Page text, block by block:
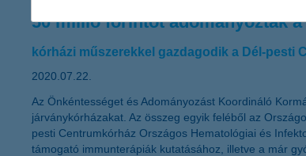
50 millió forintot adományoztak
kórházi műszerekkel gazdagodik a Dél-pesti
2020.07.22.
Az Önkéntességet és Adományozást Koordináló
járványkórházakat. Az összeg egyik feléből az
pesti Centrumkórház Országos Hematológiai és
támogató immunterápiák kutatásához, illetve a már